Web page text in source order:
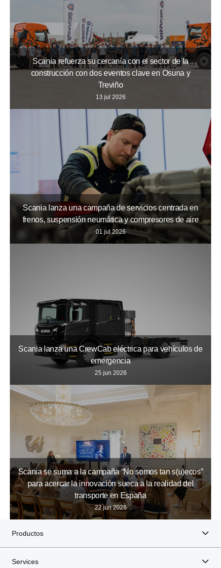
Scania refuerza su cercanía con el sector de la
construcción con dos eventos clave en Osuna y
Treviño
13 jul 2026
Scania lanza una campaña de servicios centrada en
frenos, suspensión neumática y compresores de aire
01 jul 2026
Scania lanza una CrewCab eléctrica para vehículos de
emergencia
25 jun 2026
Scania se suma a la campaña “No somos tan s(u)ecos”
para acercar la innovación sueca a la realidad del
transporte en España
22 jun 2026
Productos
Services